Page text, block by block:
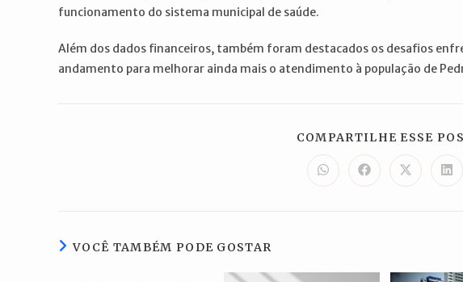
funcionamento do sistema municipal de saúde.
Além dos dados financeiros, também foram destacados os desafios
andamento para melhorar ainda mais o atendimento à população de
COMPARTILHE ESSE
Abre
em
nova
Abre
em
nova
Abre
em
nova
em
VOCÊ TAMBÉM PODE GOSTAR